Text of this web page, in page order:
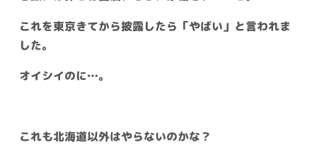
これを東京きてから披露したら「やばい」と言われま
した。
オイシイのに…。
これも北海道以外はやらないのかな？